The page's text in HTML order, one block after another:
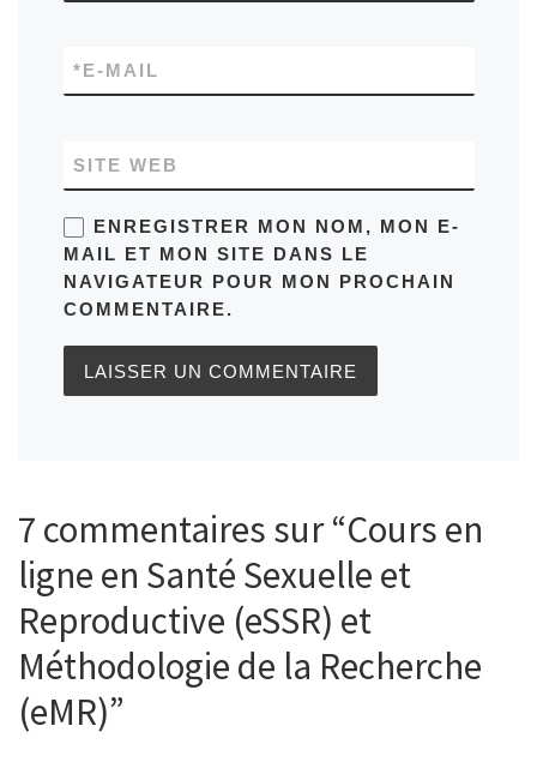
E-MAIL
*
SITE WEB
ENREGISTRER MON NOM, MON E-
MAIL ET MON SITE DANS LE
NAVIGATEUR POUR MON PROCHAIN
COMMENTAIRE.
7 commentaires sur “Cours en
ligne en Santé Sexuelle et
Reproductive (eSSR) et
Méthodologie de la Recherche
(eMR)”